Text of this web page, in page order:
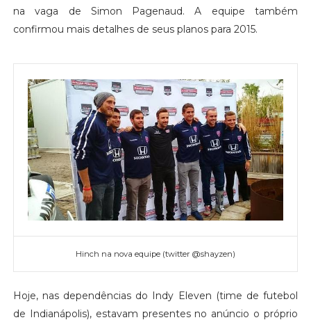
na vaga de Simon Pagenaud. A equipe também
confirmou mais detalhes de seus planos para 2015.
Hinch na nova equipe (twitter @shayzen)
Hoje, nas dependências do Indy Eleven (time de futebol
de Indianápolis), estavam presentes no anúncio o próprio